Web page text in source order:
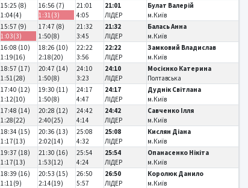
15:25 (8)
1:04(4)
16:56 (7)
1:31(3)
21:01
4:05
21:01
ЛІДЕР
Булат Валерій
м.Київ
15:57 (9)
1:03(3)
17:47 (8)
1:50(8)
21:32
3:45
21:32
ЛІДЕР
Балась Анна
м.Київ
16:08 (10)
1:19(16)
18:26 (10)
2:18(20)
22:22
3:56
22:22
ЛІДЕР
Замковий Владислав
м.Київ
18:57 (17)
1:51(28)
20:47 (14)
1:50(8)
24:10
3:23
24:10
ЛІДЕР
Мосієнко Катерина
Полтавська
17:40 (12)
1:12(10)
19:30 (11)
1:50(8)
24:17
4:47
24:17
ЛІДЕР
Дуднік Світлана
м.Київ
17:48 (14)
1:28(22)
20:28 (12)
2:40(25)
24:42
4:14
24:42
ЛІДЕР
Савченко Ілля
м.Київ
18:34 (15)
1:17(13)
20:36 (13)
2:02(14)
25:08
4:32
25:08
ЛІДЕР
Кислян Діана
м.Київ
19:37 (18)
1:17(13)
21:30 (16)
1:53(12)
25:54
4:24
25:54
ЛІДЕР
Опанасенко Нікіта
м.Київ
18:39 (16)
1:11(9)
20:53 (15)
2:14(19)
26:50
5:57
26:50
ЛІДЕР
Королюк Данило
м.Київ